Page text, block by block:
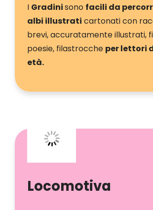
I Gradinisono facili da
albi illustrati cartonati con
brevi, accuratamente illustrati,
poesie, filastrocche per lettori
età.
Locomotiva